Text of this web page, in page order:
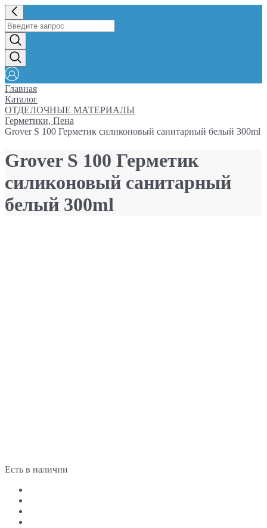
Главная
Каталог
ОТДЕЛОЧНЫЕ МАТЕРИАЛЫ
Герметики, Пена
Grover S 100 Герметик силиконовый санитарный белый 300ml
Grover S 100 Герметик
силиконовый санитарный
белый 300ml
Есть в наличии